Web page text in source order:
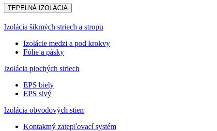
TEPELNÁ IZOLÁCIA
Izolácia šikmých striech a stropu
Izolácie medzi a pod krokvy
Fólie a pásky
Izolácia plochých striech
EPS biely
EPS sivý
Izolácia obvodových stien
Kontaktný zatepľovací systém